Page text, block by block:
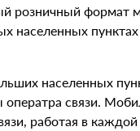
розничный формат
населенных
населенных
оператра связи.
работая в